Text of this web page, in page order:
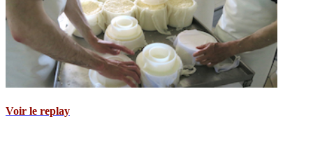
Voir le replay